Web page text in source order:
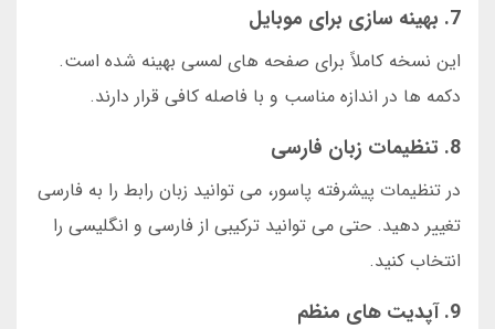
7. بهینه سازی برای موبایل
این نسخه کاملاً برای صفحه های لمسی بهینه شده است.
دکمه ها در اندازه مناسب و با فاصله کافی قرار دارند.
8. تنظیمات زبان فارسی
در تنظیمات پیشرفته پاسور، می توانید زبان رابط را به فارسی
تغییر دهید. حتی می توانید ترکیبی از فارسی و انگلیسی را
انتخاب کنید.
9. آپدیت های منظم